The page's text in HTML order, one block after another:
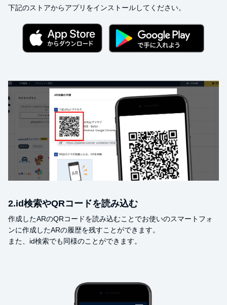
下記のストアからアプリをインストールしてください。
2.id検索やQRコードを読み込む
作成したARのQRコードを読み込むことでお使いのスマートフォ
ンに作成したARの履歴を残すことができます。
また、id検索でも同様のことができます。